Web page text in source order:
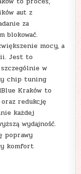
aut z
za
blokować.
mocy, a
Jest to
w
chip tuning
Kraków to
redukcję
każdej
wydajność.
poprawy
komfort